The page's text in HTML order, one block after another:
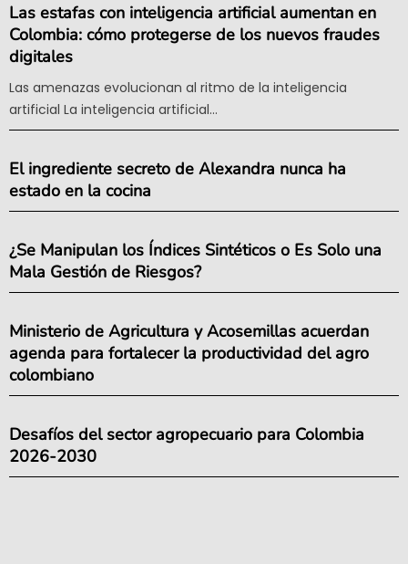
Las estafas con inteligencia artificial aumentan en
Colombia: cómo protegerse de los nuevos fraudes
digitales
Las amenazas evolucionan al ritmo de la inteligencia
artificial La inteligencia artificial...
El ingrediente secreto de Alexandra nunca ha
estado en la cocina
¿Se Manipulan los Índices Sintéticos o Es Solo una
Mala Gestión de Riesgos?
Ministerio de Agricultura y Acosemillas acuerdan
agenda para fortalecer la productividad del agro
colombiano
Desafíos del sector agropecuario para Colombia
2026-2030